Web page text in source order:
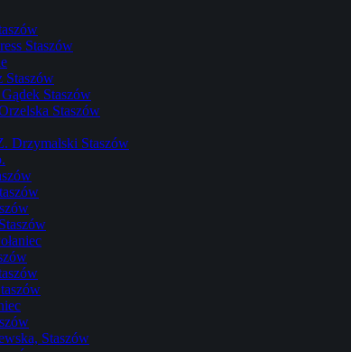
Staszów
Staszów
Staszów
Staszów
Drzymalski Staszów
Staszów